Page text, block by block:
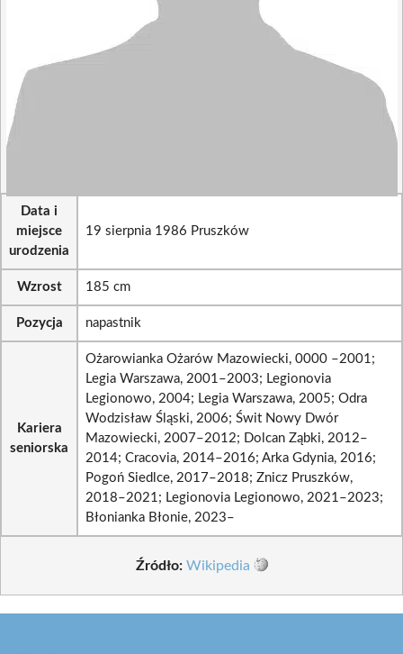
Data i
miejsce
urodzenia
19 sierpnia 1986 Pruszków
Wzrost 185 cm
Pozycja napastnik
Kariera
seniorska
Ożarowianka Ożarów Mazowiecki, 0000 –2001;
Legia Warszawa, 2001–2003; Legionovia
Legionowo, 2004; Legia Warszawa, 2005; Odra
Wodzisław Śląski, 2006; Świt Nowy Dwór
Mazowiecki, 2007–2012; Dolcan Ząbki, 2012–
2014; Cracovia, 2014–2016; Arka Gdynia, 2016;
Pogoń Siedlce, 2017–2018; Znicz Pruszków,
2018–2021; Legionovia Legionowo, 2021–2023;
Błonianka Błonie, 2023–
Źródło: Wikipedia